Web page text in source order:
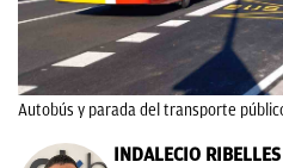
Autobús y parada del transporte
INDALECIO RIBELLES